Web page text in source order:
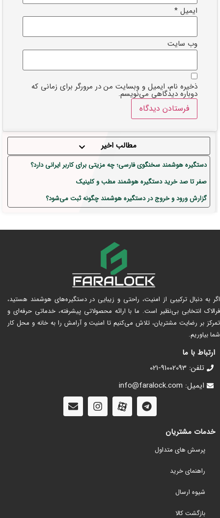
ایمیل *
وب‌ سایت
ذخیره نام، ایمیل و وبسایت من در مرورگر برای زمانی که
دوباره دیدگاهی می‌نویسم.
مطالب اخیر
دستگیره هوشمند سخنگوی فارسی؛ چه مزیتی برای کاربر ایرانی دارد؟
صفر تا صد خرید دستگیره هوشمند مطب و کلینیک
گزارش ورود و خروج در دستگیره هوشمند چگونه ثبت می‌شود؟
اگر به دنبال ترکیبی از امنیت، راحتی و زیبایی در دستگیره‌های هوشمند هستید،
فرالاک انتخابی بی‌نظیر است. ما با ارائه محصولاتی پیشرفته، خدماتی حرفه‌ای و
تمرکز بر رضایت مشتریان، تلاش می‌کنیم تا امنیت و آرامش را به خانه و محل کار
شما بیاوریم.
ارتباط با ما
تلفن: 91002093-021
ایمیل: info@faralock.com
خدمات مشتریان
پرسش های متداول
راهنمای خرید
شیوه ارسال
بازگشت کالا